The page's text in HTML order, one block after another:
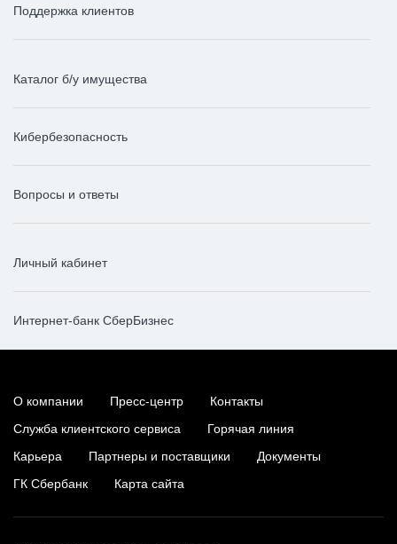
Поддержка клиентов
Каталог б/у имущества
Кибербезопасность
Вопросы и ответы
Личный кабинет
Интернет-банк СберБизнес
О компании Пресс-центр
Контакты
Служба клиентского сервиса
Горячая линия
Карьера
Партнеры и поставщики
Документы
ГК Сбербанк
Карта сайта